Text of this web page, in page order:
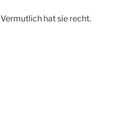
Vermutlich hat sie recht.